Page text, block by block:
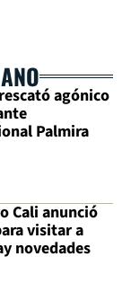
agónico
Palmira
Cali anunció
visitar a
novedades